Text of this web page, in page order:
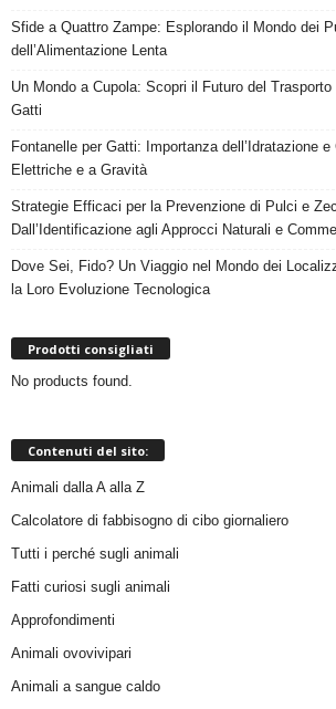
Sfide a Quattro Zampe: Esplorando il Mondo dei
dell’Alimentazione Lenta
Un Mondo a Cupola: Scopri il Futuro del
Gatti
Fontanelle per Gatti: Importanza dell’Idratazione
Elettriche e a Gravità
Strategie Efficaci per la Prevenzione di Pulci e
Dall’Identificazione agli Approcci Naturali e
Dove Sei, Fido? Un Viaggio nel Mondo dei
la Loro Evoluzione Tecnologica
Prodotti consigliati
No products found.
Contenuti del sito:
Animali dalla A alla Z
Calcolatore di fabbisogno di cibo giornaliero
Tutti i perché sugli animali
Fatti curiosi sugli animali
Approfondimenti
Animali ovovivipari
Animali a sangue caldo